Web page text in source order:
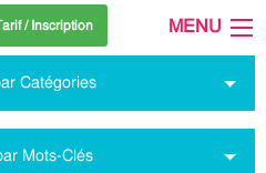
/ Inscription MENU
Catégories
Mots-Clés